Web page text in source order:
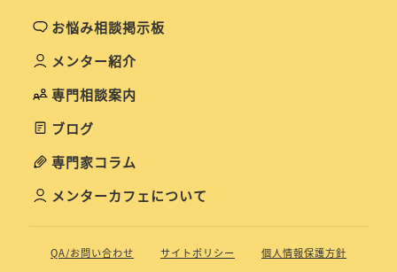
お悩み相談掲示板
メンター紹介
専門相談案内
ブログ
専門家コラム
メンターカフェについて
QA/お問い合わせ サイトポリシー 個人情報保護方針